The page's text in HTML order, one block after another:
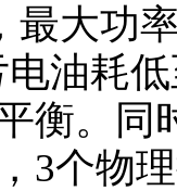
最大功
电油耗
衡。同
3个物